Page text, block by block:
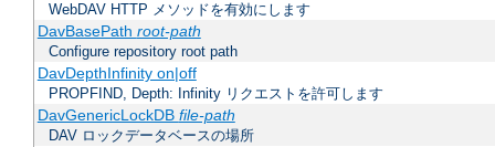
WebDAV HTTP メソッドを有効にします
DavBasePath root-path
Configure repository root path
DavDepthInfinity on|off
PROPFIND, Depth: Infinity リクエストを許可します
DavGenericLockDB file-path
DAV ロックデータベースの場所